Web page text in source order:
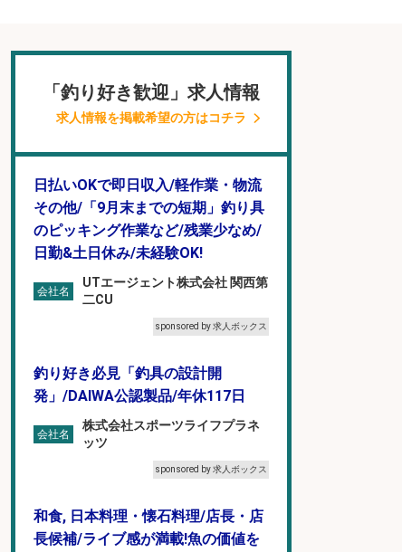
「釣り好き歓迎」求人情報
求人情報を掲載希望の方はコチラ
日払いOKで即日収入/軽作業・物流
その他/「9月末までの短期」釣り具
のピッキング作業など/残業少なめ/
日勤&土日休み/未経験OK!
会社名
UTエージェント株式会社 関西第
二CU
sponsored by 求人ボックス
釣り好き必見「釣具の設計開
発」/DAIWA公認製品/年休117日
会社名
株式会社スポーツライフプラネ
ッツ
sponsored by 求人ボックス
和食, 日本料理・懐石料理/店長・店
長候補/ライブ感が満載!魚の価値を